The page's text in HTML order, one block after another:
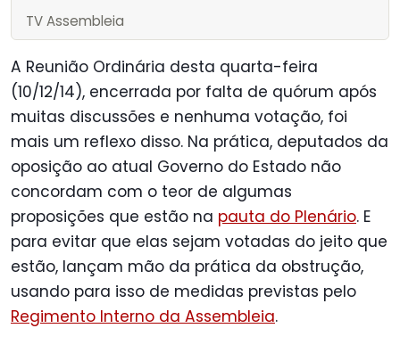
TV Assembleia
A Reunião Ordinária desta quarta-feira
(10/12/14), encerrada por falta de quórum após
muitas discussões e nenhuma votação, foi
mais um reflexo disso. Na prática, deputados da
oposição ao atual Governo do Estado não
concordam com o teor de algumas
proposições que estão na pauta do Plenário. E
para evitar que elas sejam votadas do jeito que
estão, lançam mão da prática da obstrução,
usando para isso de medidas previstas pelo
Regimento Interno da Assembleia.